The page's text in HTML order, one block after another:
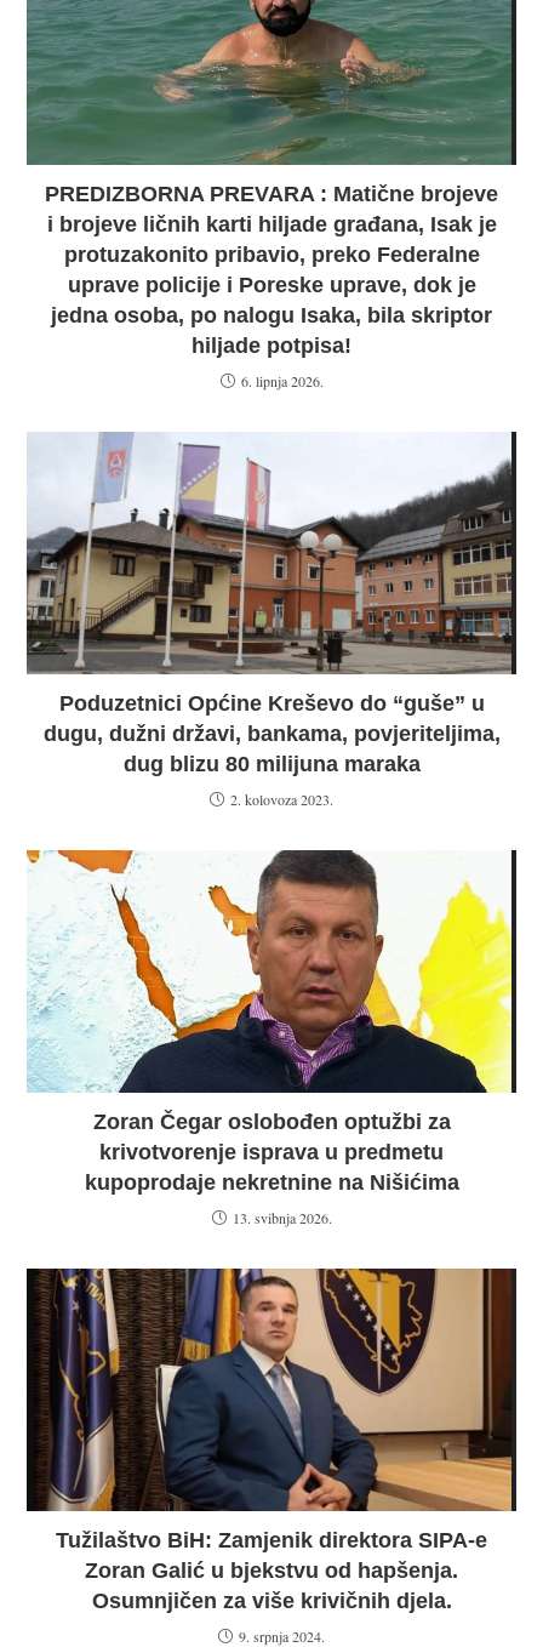
PREDIZBORNA PREVARA : Matične brojeve
i brojeve ličnih karti hiljade građana, Isak je
protuzakonito pribavio, preko Federalne
uprave policije i Poreske uprave, dok je
jedna osoba, po nalogu Isaka, bila skriptor
hiljade potpisa!
6. lipnja 2026.
Poduzetnici Općine Kreševo do “guše” u
dugu, dužni državi, bankama, povjeriteljima,
dug blizu 80 milijuna maraka
2. kolovoza 2023.
Zoran Čegar oslobođen optužbi za
krivotvorenje isprava u predmetu
kupoprodaje nekretnine na Nišićima
13. svibnja 2026.
Tužilaštvo BiH: Zamjenik direktora SIPA-e
Zoran Galić u bjekstvu od hapšenja.
Osumnjičen za više krivičnih djela.
9. srpnja 2024.